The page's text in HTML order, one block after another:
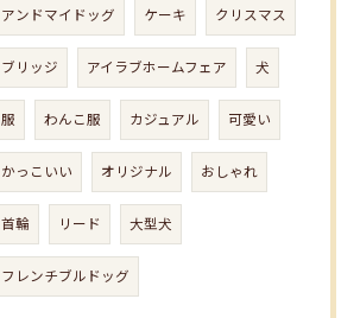
アンドマイドッグ ケーキ クリスマス
ブリッジ アイラブホームフェア 犬
服 わんこ服 カジュアル 可愛い
かっこいい オリジナル おしゃれ
首輪 リード 大型犬
フレンチブルドッグ